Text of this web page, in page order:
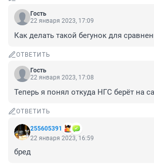
Гость
22 января 2023, 17:09
Как делать такой бегунок для
ОТВЕТИТЬ
Гость
22 января 2023, 17:08
Теперь я понял откуда НГС берёт на
ОТВЕТИТЬ
255605391
22 января 2023, 16:59
бред